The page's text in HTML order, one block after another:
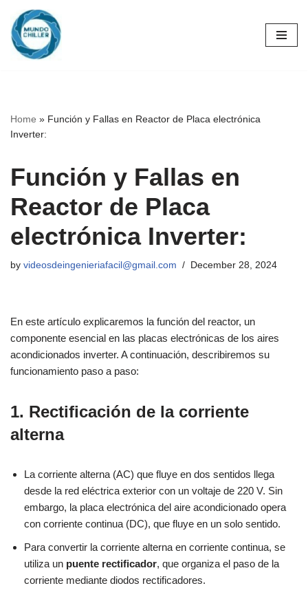
Skip
to
Home » Función y Fallas en Reactor de Placa electrónica
Inverter:
Función y Fallas en
Reactor de Placa
electrónica Inverter:
by videosdeingenieriafacil@gmail.com December 28, 2024
En este artículo explicaremos la función del reactor, un
componente esencial en las placas electrónicas de los aires
acondicionados inverter. A continuación, describiremos su
funcionamiento paso a paso:
1. Rectificación de la corriente
alterna
La corriente alterna (AC) que fluye en dos sentidos llega
desde la red eléctrica exterior con un voltaje de 220 V. Sin
embargo, la placa electrónica del aire acondicionado opera
con corriente continua (DC), que fluye en un solo sentido.
Para convertir la corriente alterna en corriente continua, se
utiliza un puente rectificador, que organiza el paso de la
corriente mediante diodos rectificadores.